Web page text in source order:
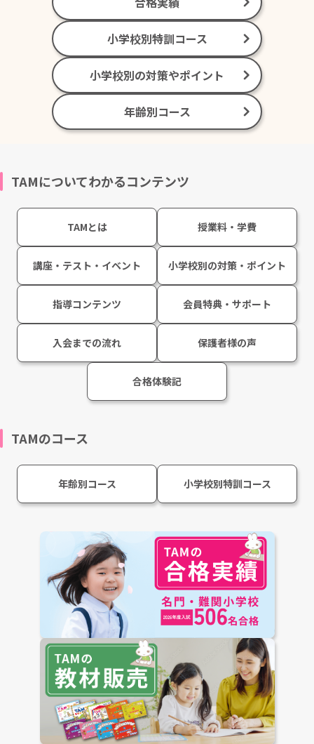
小学校別特訓コース
小学校別の対策やポイント
年齢別コース
TAMについてわかるコンテンツ
TAMとは 授業料・学費
講座・テスト・イベント 小学校別の対策・ポイント
指導コンテンツ 会員特典・サポート
入会までの流れ 保護者様の声
合格体験記
TAMのコース
年齢別コース 小学校別特訓コース